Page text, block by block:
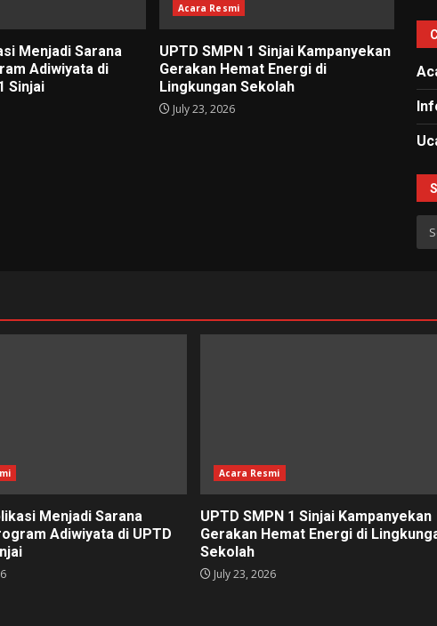
Menjadi Sarana
Adiwiyata di
Sinjai
Acara Resmi
UPTD SMPN 1 Sinjai Kampanyekan
Gerakan Hemat Energi di
Lingkungan Sekolah
July 23, 2026
Menjadi Sarana
Adiwiyata di UPTD
Acara Resmi
UPTD SMPN 1 Sinjai Kampanyekan
Gerakan Hemat Energi di
Sekolah
July 23, 2026